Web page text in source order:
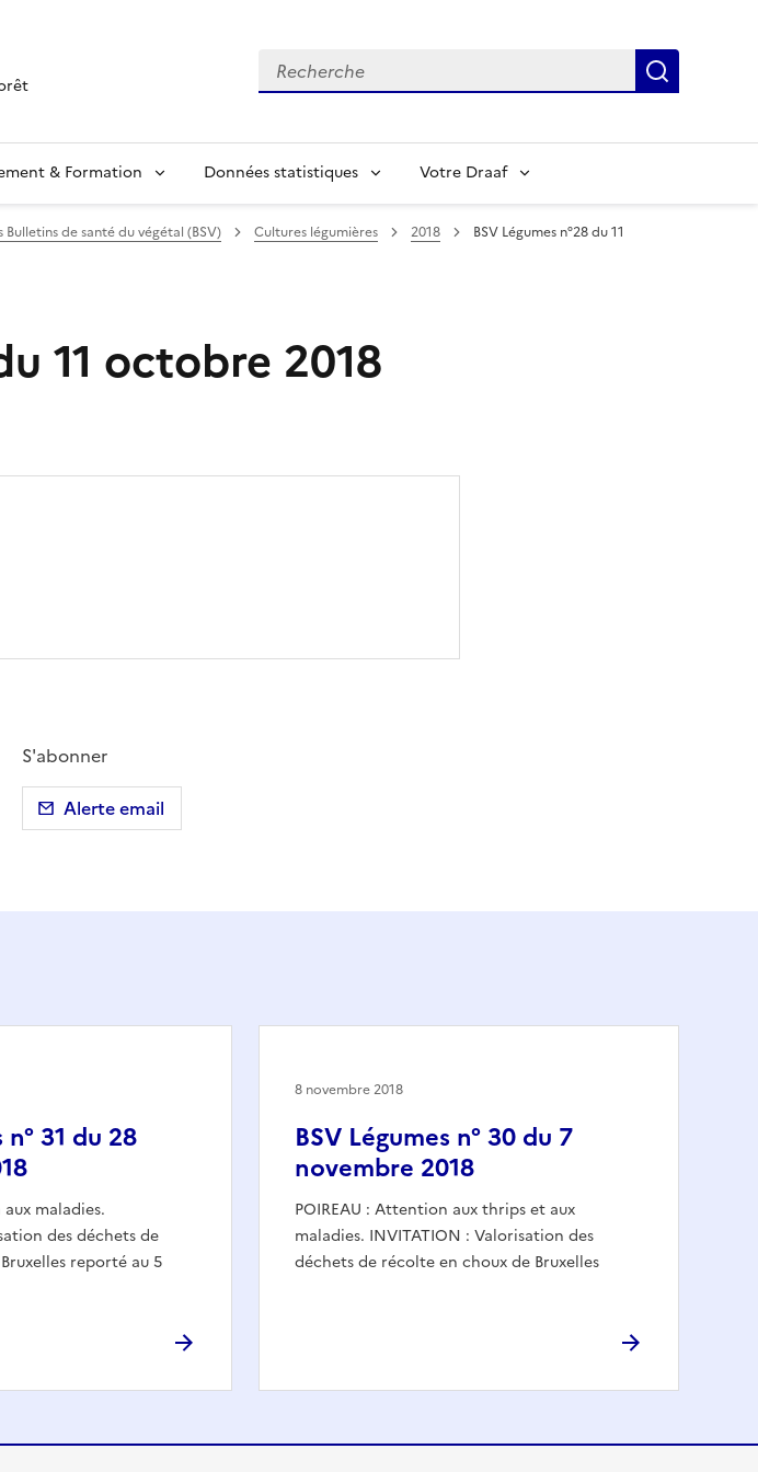
Recherche
& Formation Données statistiques Votre Draaf
Bulletins de santé du végétal (BSV) Cultures légumières 2018
BSV Légumes n°28 du 11
11 octobre 2018
papier
S'abonner
Alerte email
n° 31 du 28
maladies.
des déchets de
reporté au 5
BSV Légumes n° 30 du 7
novembre 2018
POIREAU : Attention aux thrips et aux
maladies. INVITATION : Valorisation des
déchets de récolte en choux de Bruxelles
8 novembre 2018